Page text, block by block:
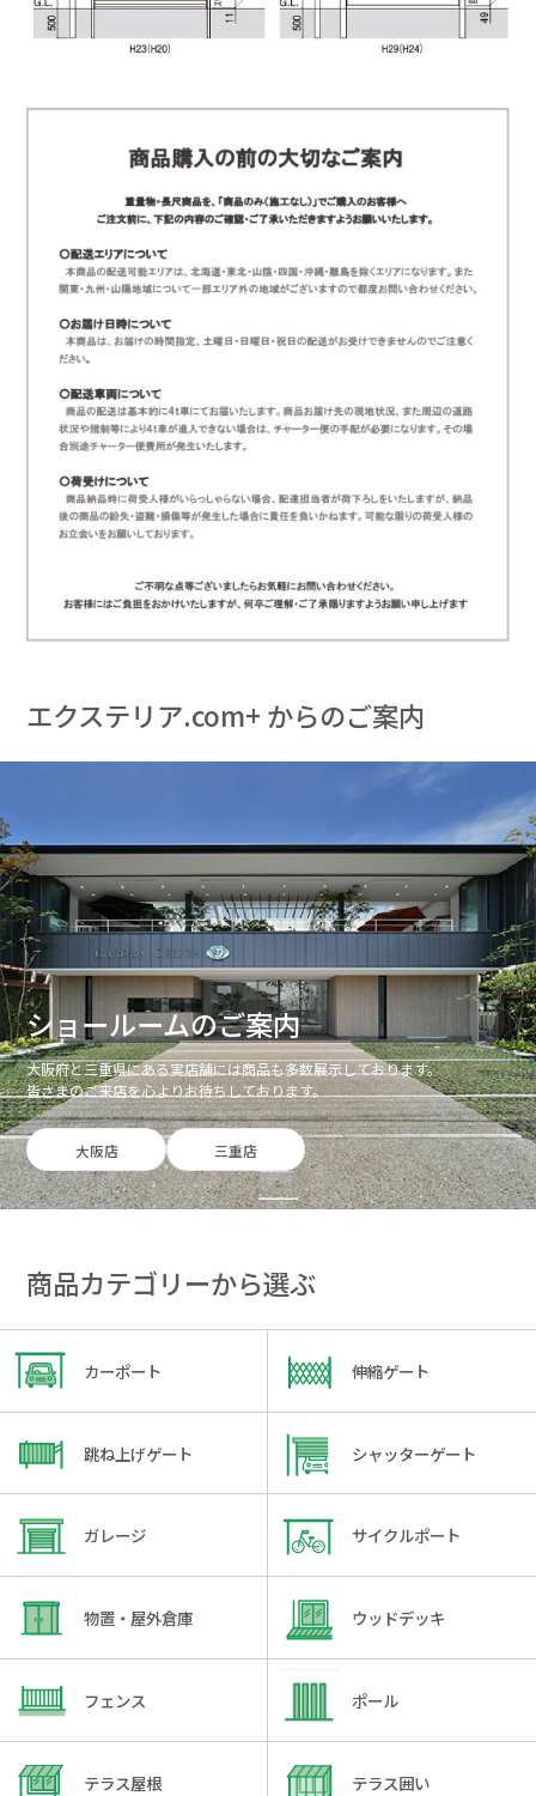
エクステリア.com+ からのご案内
ショールームのご案内
大阪府と三重県にある実店舗には商品も多数展示しております。
皆さまのご来店を心よりお待ちしております。
大阪店 三重店
商品カテゴリーから選ぶ
カーポート 伸縮ゲート
跳ね上げゲート シャッターゲート
ガレージ サイクルポート
物置・屋外倉庫 ウッドデッキ
フェンス ポール
テラス屋根 テラス囲い